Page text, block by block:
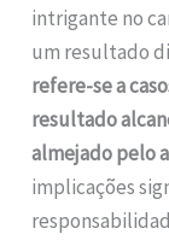
intrigante no
um resultado
refere-se a
resultado
almejado pelo
implicações